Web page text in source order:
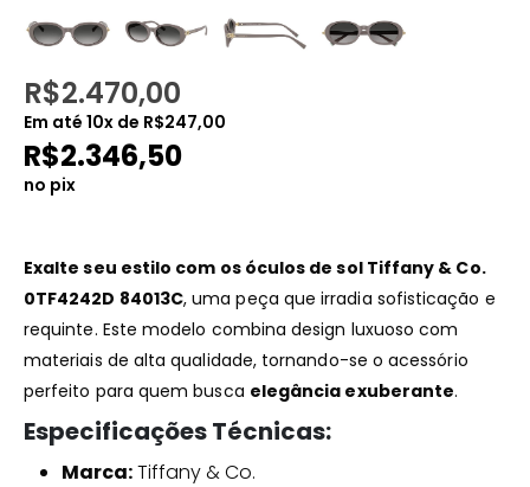
R$2.470,00
Em até 10x de R$247,00
R$2.346,50
no pix
Exalte seu estilo com os óculos de sol Tiffany & Co.
0TF4242D 84013C, uma peça que irradia sofisticação e
requinte. Este modelo combina design luxuoso com
materiais de alta qualidade, tornando-se o acessório
perfeito para quem busca elegância exuberante.
Especificações Técnicas:
Marca:Tiffany & Co.